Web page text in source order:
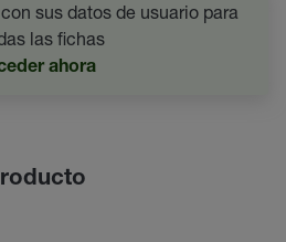
sus datos de usuario para
las fichas
ahora